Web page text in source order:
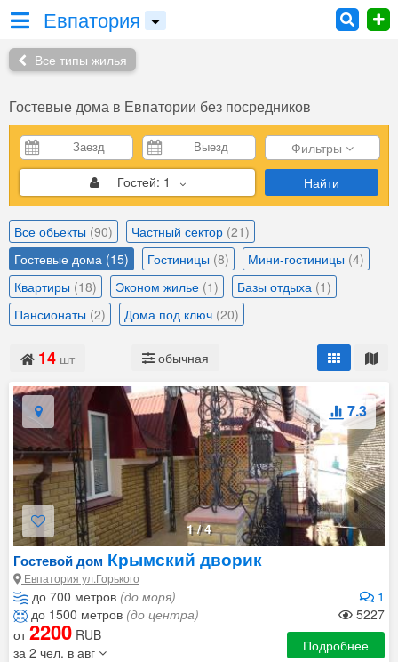
Евпатория
Все типы жилья
Гостевые дома в Евпатории без посредников
Фильтры
Гостей: 1 Найти
Все обьекты (90) Частный сектор (21)
Гостевые дома (15) Гостиницы (8) Мини-гостиницы (4)
Квартиры (18) Эконом жилье (1) Базы отдыха (1)
Пансионаты (2) Дома под ключ (20)
14 шт обычная
1/4
7.3
Гостевой дом Крымский дворик
Евпатория ул.Горького
до 700 метров (до моря)
1
до 1500 метров (до центра)
5227
от2200 RUB
за 2 чел. в авг
Подробнее